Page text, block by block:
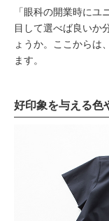
「眼科の開業時に
目して選べば良いか
ょうか。ここからは
ます。
好印象を与える色